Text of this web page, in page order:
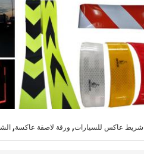
شريط عاكس للسيارات, ورقة لاصقة عاكسة,